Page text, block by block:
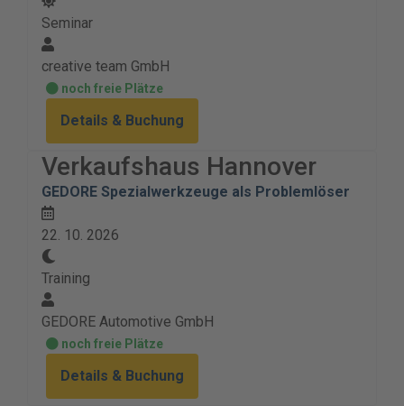
Seminar
creative team GmbH
noch freie Plätze
Details & Buchung
Verkaufshaus Hannover
GEDORE Spezialwerkzeuge als Problemlöser
22. 10. 2026
Training
GEDORE Automotive GmbH
noch freie Plätze
Details & Buchung